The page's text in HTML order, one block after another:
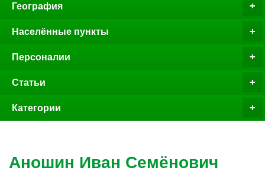
География
Населённые пункты
Персоналии
Статьи
Категории
Аношин Иван Семёнович